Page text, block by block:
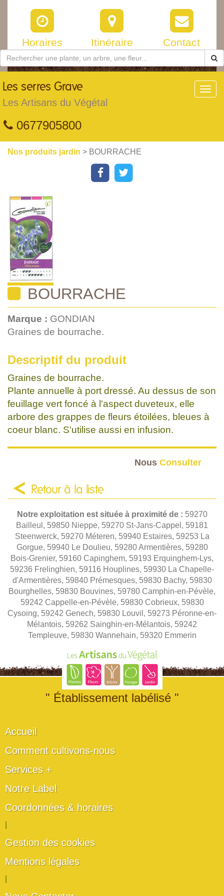
Horaires Itinéraire Contact
Les serres Grave
Les Artisans du Végétal
0677905800
Nos produits jardin > BOURRACHE
BOURRACHE
Marque : GONDIAN
Graines de bourrache.
Descriptif du produit
Graines de bourrache.
Plante annuelle à port dressé. Au dessus de son
feuillage vert foncé à l'aspect duveteux, elle
arbore des grappes de fleurs étoilées, bleues à
coeur blanc. S'utilise aussi en infusion.
Nous Consulter
Retour à la liste
Notre exploitation est située à proximité de : 59270
Bailleul, 59850 Nieppe, 59270 St-Jans-Cappel, 59181
Steenwerck, 59270 Méteren, 59940 Estaires, 59253 La
Gorgue, 59940 Le Doulieu, 59280 Armentières, 59280
Bois-Grenier, 59160 Capinghem, 59193 Erquinghem-Lys,
59236 Frelinghien, 59116 Houplines, 59930 La Chapelle-
d'Armentières, 59840 Prémesques, 59830 Bachy, 59830
Bourghelles, 59830 Bouvines, 59780 Camphin-en-Pévèle,
59242 Cappelle-en-Pévèle, 59830 Cobrieux, 59830
Cysoing, 59242 Genech, 59830 Louvil, 59273 Péronne-en-
Mélantois, 59262 Sainghin-en-Mélantois, 59242
Templeuve, 59830 Wannehain, 59320 Emmerin
" Établissement labélisé "
Accueil
Comment cultivons-nous
Services +
Notre Label
Coordonnées & horaires
Gestion des cookies
Mentions légales